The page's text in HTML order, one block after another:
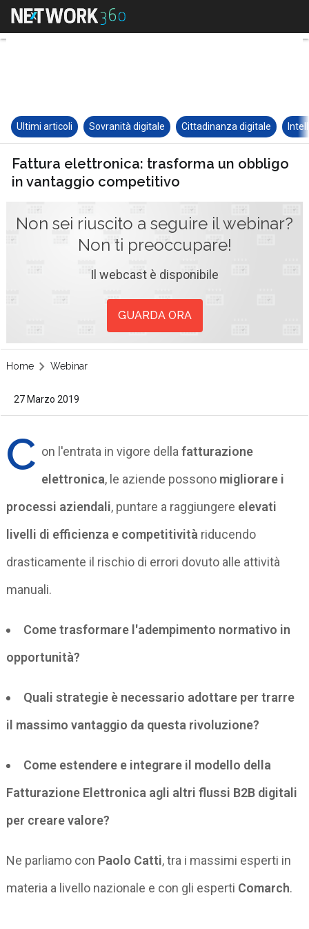
Ultimi articoli Sovranità digitale Cittadinanza digitale
Fattura elettronica: trasforma un obbligo
in vantaggio competitivo
Non sei riuscito a seguire il webinar?
Non ti preoccupare!
Il webcast è disponibile
GUARDA ORA
Home Webinar
27 Marzo 2019
C on l'entrata in vigore dellafatturazione
elettronica, le aziende possono migliorare i
processi aziendali, puntare a raggiungere elevati
livelli di efficienza e competitività riducendo
drasticamente il rischio di errori dovuto alle attività
manuali.
Come trasformare l'adempimento normativo in
opportunità?
Quali strategie è necessario adottare per trarre
il massimo vantaggio da questa rivoluzione?
Come estendere e integrare il modello della
Fatturazione Elettronica agli altri flussi B2B digitali
per creare valore?
Ne parliamo con Paolo Catti, tra i massimi esperti in
materia a livello nazionale e con gli esperti Comarch.